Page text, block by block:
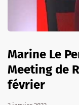
Marine Le
Meeting de
février